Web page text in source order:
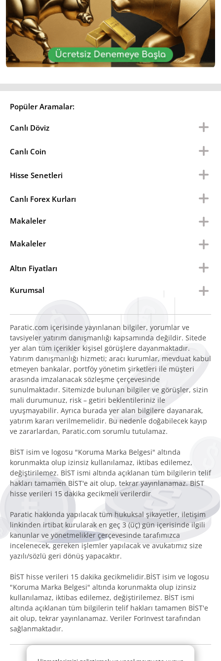
Popüler Aramalar:
Canlı Döviz
Canlı Coin
Hisse Senetleri
Canlı Forex Kurları
Makaleler
Makaleler
Altın Fiyatları
Kurumsal
Paratic.com içerisinde yayınlanan bilgiler, yorumlar ve
tavsiyeler yatırım danışmanlığı kapsamında değildir. Sitede
yer alan tüm içerikler kişisel görüşlere dayanmaktadır.
Yatırım danışmanlığı hizmeti; aracı kurumlar, mevduat kabul
etmeyen bankalar, portföy yönetim şirketleri ile müşteri
arasında imzalanacak sözleşme çerçevesinde
sunulmaktadır. Sitemizde bulunan bilgiler ve görüşler, sizin
mali durumunuz, risk – getiri beklentileriniz ile
uyuşmayabilir. Ayrıca burada yer alan bilgilere dayanarak,
yatırım kararı verilmemelidir. Bu nedenle doğabilecek kayıp
ve zararlardan, Paratic.com sorumlu tutulamaz.
BİST isim ve logosu "Koruma Marka Belgesi" altında
korunmakta olup izinsiz kullanılamaz, iktibas edilemez,
değiştirilemez. BİST ismi altında açıklanan tüm bilgilerin telif
hakları tamamen BİST'e ait olup, tekrar yayınlanamaz. BİST
hisse verileri 15 dakika gecikmeli verilerdir
Paratic hakkında yapılacak tüm hukuksal şikayetler, iletişim
linkinden irtibat kurularak en geç 3 (üç) gün içerisinde ilgili
kanunlar ve yönetmelikler çerçevesinde tarafımızca
incelenecek, gereken işlemler yapılacak ve avukatımız size
yazılı/sözlü geri dönüş yapacaktır.
BİST hisse verileri 15 dakika gecikmelidir.BİST isim ve logosu
"Koruma Marka Belgesi" altında korunmakta olup izinsiz
kullanılamaz, iktibas edilemez, değiştirilemez. BİST ismi
altında açıklanan tüm bilgilerin telif hakları tamamen BİST'e
ait olup, tekrar yayınlanamaz. Veriler ForInvest tarafından
sağlanmaktadır.
© 2014 - 2026 Tüm hakları saklıdır.